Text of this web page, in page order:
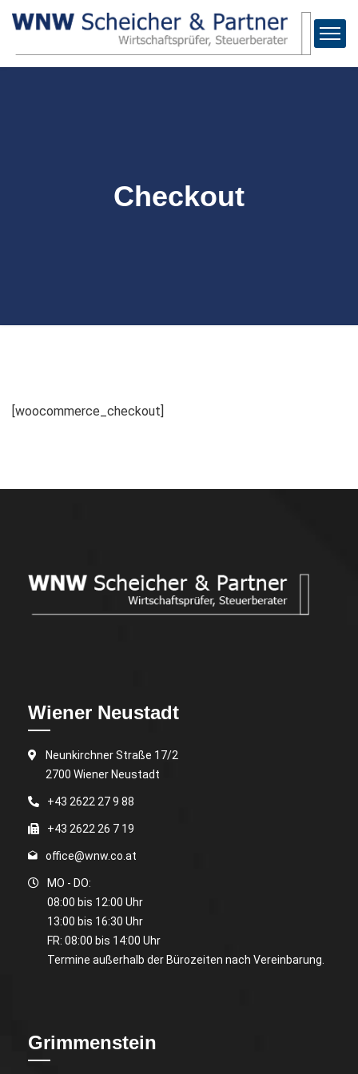
Checkout
[woocommerce_checkout]
Wiener Neustadt
Neunkirchner Straße 17/2
2700 Wiener Neustadt
+43 2622 27 9 88
+43 2622 26 7 19
office@wnw.co.at
MO - DO:
08:00 bis 12:00 Uhr
13:00 bis 16:30 Uhr
FR: 08:00 bis 14:00 Uhr
Termine außerhalb der Bürozeiten nach Vereinbarung.
Grimmenstein